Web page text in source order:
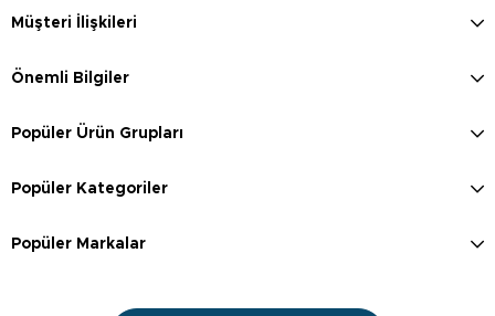
Müşteri İlişkileri
Önemli Bilgiler
Popüler Ürün Grupları
Popüler Kategoriler
Popüler Markalar